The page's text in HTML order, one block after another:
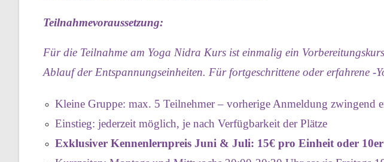
Teilnahmevoraussetzung:
Für die Teilnahme am Yoga Nidra Kurs ist einmalig ein
Ablauf der Entspannungseinheiten. Für fortgeschrittene oder erfahrene -
Kleine Gruppe: max. 5 Teilnehmer – vorherige Anmeldung zwingend
Einstieg: jederzeit möglich, je nach Verfügbarkeit der Plätze
Exklusiver Kennenlernpreis Juni & Juli: 15€ pro Einheit oder